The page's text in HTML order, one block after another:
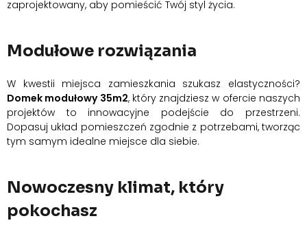
zaprojektowany, aby pomieścić Twój styl życia.
Modułowe rozwiązania
W kwestii miejsca zamieszkania szukasz elastyczności?
Domek modułowy 35m2, który znajdziesz w ofercie naszych
projektów to innowacyjne podejście do przestrzeni.
Dopasuj układ pomieszczeń zgodnie z potrzebami, tworząc
tym samym idealne miejsce dla siebie.
Nowoczesny klimat, który
pokochasz